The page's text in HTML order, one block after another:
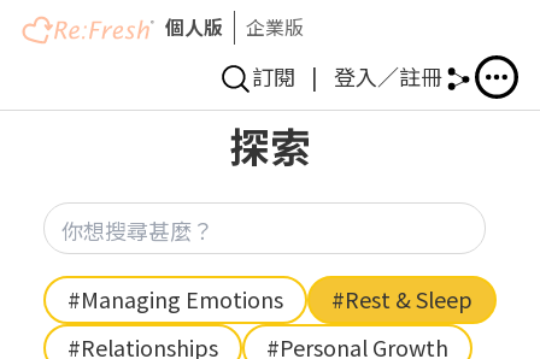
Skip
content
個人版 企業版
訂閱 | 登入／註冊
探索
Hashtag
#Managing Emotions
#Rest & Sleep
#Relationships
#Personal Growth